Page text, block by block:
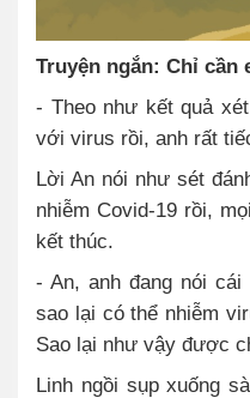
Truyện ngắn: Chỉ cần
- Theo như kết quả
với virus rồi, anh rất
Lời An nói như sét
nhiễm Covid-19 rồi,
kết thúc.
- An, anh đang nói
sao lại có thể nhiễm
Sao lại như vậy được
Linh ngồi sụp xuống